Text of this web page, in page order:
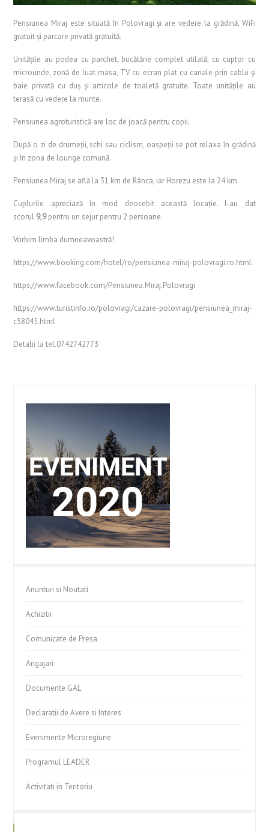
Pensiunea Miraj este situată în Polovragi şi are vedere la grădină, WiFi
gratuit și parcare privată gratuită.
Unităţile au podea cu parchet, bucătărie complet utilată, cu cuptor cu
microunde, zonă de luat masa, TV cu ecran plat cu canale prin cablu şi
baie privată cu duş şi articole de toaletă gratuite. Toate unitățile au
terasă cu vedere la munte.
Pensiunea agroturistică are loc de joacă pentru copii.
După o zi de drumeții, schi sau ciclism, oaspeţii se pot relaxa în grădină
şi în zona de lounge comună.
Pensiunea Miraj se află la 31 km de Rânca, iar Horezu este la 24 km.
Cuplurile apreciază în mod deosebit această locaţie. I-au dat
scorul 9,9pentru un sejur pentru 2 persoane.
Vorbim limba dumneavoastră!
https://www.booking.com/hotel/ro/pensiunea-miraj-polovragi.ro.html
https://www.facebook.com/Pensiunea.Miraj.Polovragi
https://www.turistinfo.ro/polovragi/cazare-polovragi/pensiunea_miraj-
c58045.html
Detalii la tel.0742742773
Anunturi si Noutati
Achizitii
Comunicate de Presa
Angajari
Documente GAL
Declaratii de Avere si Interes
Evenimente Microregiune
Programul LEADER
Activitati in Teritoriu